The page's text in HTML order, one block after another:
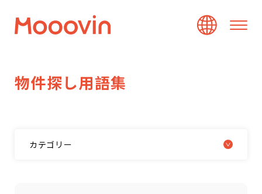
物件探し用語集
カテゴリー